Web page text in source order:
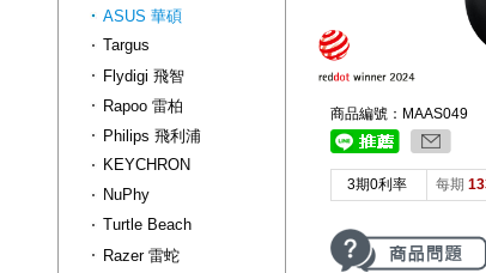
商品編號：MAAS049
3期0利率 每期
ASUS 華碩
Targus
Flydigi 飛智
Rapoo 雷柏
Philips 飛利浦
KEYCHRON
NuPhy
Turtle Beach
Razer 雷蛇